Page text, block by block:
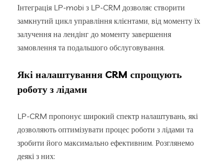
Інтеграція LP-mobi з LP-CRM дозволяє створити
замкнутий цикл управління клієнтами, від моменту їх
залучення на лендінг до моменту завершення
замовлення та подальшого обслуговування.
Які налаштування CRM спрощують
роботу з лідами
LP-CRM пропонує широкий спектр налаштувань, які
дозволяють оптимізувати процес роботи з лідами та
зробити його максимально ефективним. Розглянемо
деякі з них: